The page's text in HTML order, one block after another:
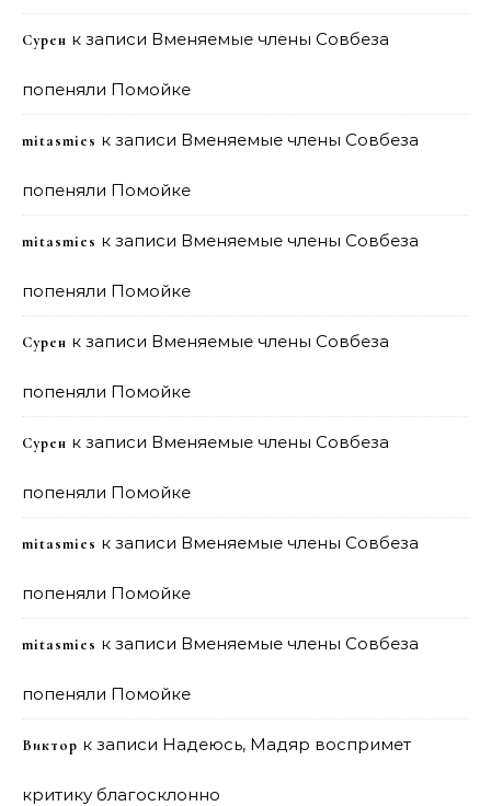
Сурен к записи Вменяемые члены Совбеза
попеняли Помойке
mitasmies к записи Вменяемые члены Совбеза
попеняли Помойке
mitasmies к записи Вменяемые члены Совбеза
попеняли Помойке
Сурен к записи Вменяемые члены Совбеза
попеняли Помойке
Сурен к записи Вменяемые члены Совбеза
попеняли Помойке
mitasmies к записи Вменяемые члены Совбеза
попеняли Помойке
mitasmies к записи Вменяемые члены Совбеза
попеняли Помойке
Виктор к записи Надеюсь, Мадяр воспримет
критику благосклонно